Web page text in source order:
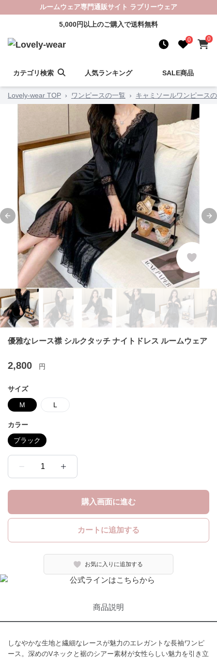
ルームウェア専門通販サイト ラブリーウェア
5,000円以上のご購入で送料無料
0 0
カテゴリ検索 人気ランキング SALE商品
Lovely-wear TOP › ワンピースの一覧 › キャミソールワンピース
Previous slide
優雅なレース襟 シルクタッチ ナイトドレス ルームウェア
2,800 円
サイズ
M L
カラー
ブラック
1
購入画面に進む
カートに追加する
お気に入りに追加する
商品説明
しなやかな生地と繊細なレースが魅力のエレガントな長袖ワンピ
ース。深めのVネックと裾のシアー素材が女性らしい魅力を引き立